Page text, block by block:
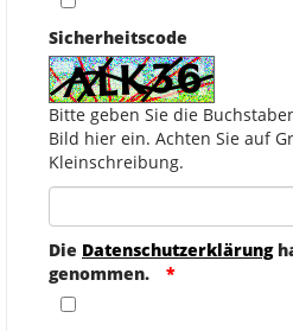
Sicherheitscode
Bitte geben Sie die
Bild hier ein. Achten Sie auf
Kleinschreibung.
Die Datenschutzerklärung
genommen.